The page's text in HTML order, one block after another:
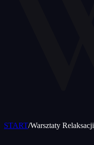
START/Warsztaty Relaksacji